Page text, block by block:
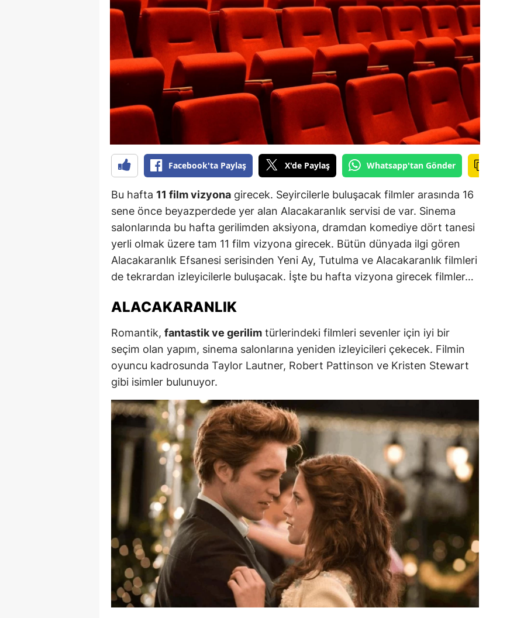
Bilecik
Bingöl
Bitlis
Bolu
Burdur
Bursa
Çanakkale
Çankırı
Çorum
Denizli
Diyarbakır
Edirne
Erzurum
Eskişehir
Giresun
Gümüşhane
Hakkari
Hatay
Isparta
Mersin
İstanbul
İzmir
Facebook'ta Paylaş X'de Paylaş Whatsapp'tan Gönder
Bu hafta 11 film vizyona girecek. Seyircilerle buluşacak filmler arasında 16
sene önce beyazperdede yer alan Alacakaranlık servisi de var. Sinema
salonlarında bu hafta gerilimden aksiyona, dramdan komediye dört tanesi
yerli olmak üzere tam 11 film vizyona girecek. Bütün dünyada ilgi gören
Alacakaranlık Efsanesi serisinden Yeni Ay, Tutulma ve Alacakaranlık filmleri
de tekrardan izleyicilerle buluşacak. İşte bu hafta vizyona girecek filmler…
ALACAKARANLIK
Romantik, fantastik ve gerilim türlerindeki filmleri sevenler için iyi bir
seçim olan yapım, sinema salonlarına yeniden izleyicileri çekecek. Filmin
oyuncu kadrosunda Taylor Lautner, Robert Pattinson ve Kristen Stewart
gibi isimler bulunuyor.